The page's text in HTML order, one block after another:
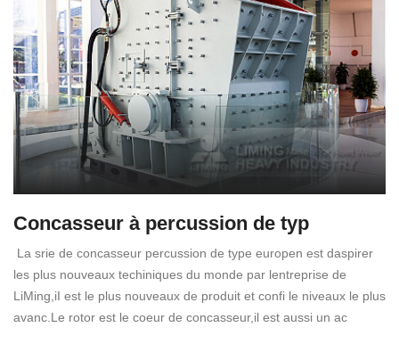
Concasseur à percussion de typ
La srie de concasseur percussion de type europen est daspirer
les plus nouveaux techiniques du monde par lentreprise de
LiMing,iI est le plus nouveaux de produit et confi le niveaux le plus
avanc.Le rotor est le coeur de concasseur,il est aussi un ac